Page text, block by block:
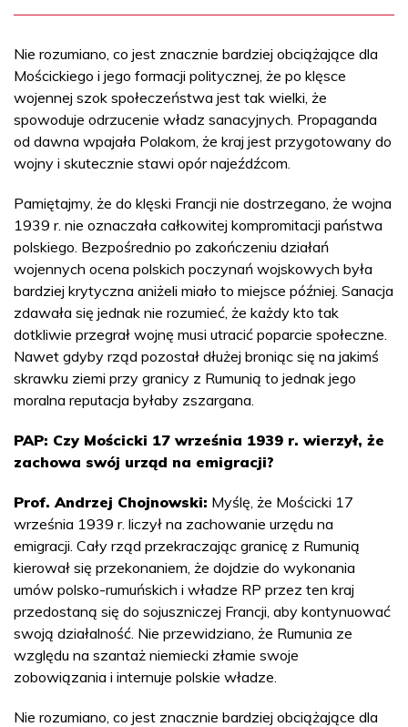
Nie rozumiano, co jest znacznie bardziej obciążające dla
Mościckiego i jego formacji politycznej, że po klęsce
wojennej szok społeczeństwa jest tak wielki, że
spowoduje odrzucenie władz sanacyjnych. Propaganda
od dawna wpajała Polakom, że kraj jest przygotowany do
wojny i skutecznie stawi opór najeźdźcom.
Pamiętajmy, że do klęski Francji nie dostrzegano, że wojna
1939 r. nie oznaczała całkowitej kompromitacji państwa
polskiego. Bezpośrednio po zakończeniu działań
wojennych ocena polskich poczynań wojskowych była
bardziej krytyczna aniżeli miało to miejsce później. Sanacja
zdawała się jednak nie rozumieć, że każdy kto tak
dotkliwie przegrał wojnę musi utracić poparcie społeczne.
Nawet gdyby rząd pozostał dłużej broniąc się na jakimś
skrawku ziemi przy granicy z Rumunią to jednak jego
moralna reputacja byłaby zszargana.
PAP: Czy Mościcki 17 września 1939 r. wierzył, że
zachowa swój urząd na emigracji?
Prof. Andrzej Chojnowski: Myślę, że Mościcki 17
września 1939 r. liczył na zachowanie urzędu na
emigracji. Cały rząd przekraczając granicę z Rumunią
kierował się przekonaniem, że dojdzie do wykonania
umów polsko-rumuńskich i władze RP przez ten kraj
przedostaną się do sojuszniczej Francji, aby kontynuować
swoją działalność. Nie przewidziano, że Rumunia ze
względu na szantaż niemiecki złamie swoje
zobowiązania i internuje polskie władze.
Nie rozumiano, co jest znacznie bardziej obciążające dla